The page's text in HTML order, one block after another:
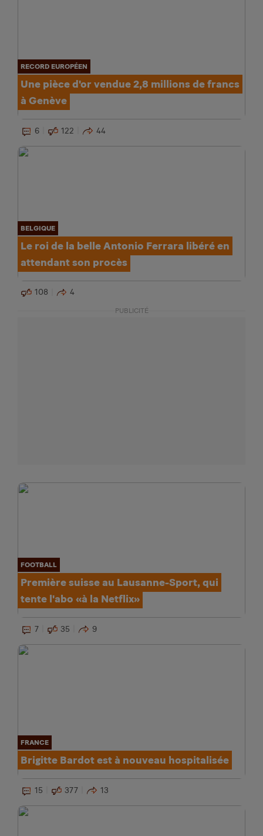
RECORD EUROPÉEN
Une pièce d'or vendue 2,8 millions de francs
à Genève
6 122 44
BELGIQUE
Le roi de la belle Antonio Ferrara libéré en
attendant son procès
108 4
PUBLICITÉ
FOOTBALL
Première suisse au Lausanne-Sport, qui
tente l'abo «à la Netflix»
7 35 9
FRANCE
Brigitte Bardot est à nouveau hospitalisée
15 377 13